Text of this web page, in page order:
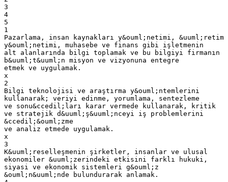
3
4
5
1
Pazarlama, insan kaynakları y&ouml;netimi, &uuml;retim
y&ouml;netimi, muhasebe ve finans gibi işletmenin
alt alanlarında bilgi toplamak ve bu bilgiyi firmanın
b&uuml;t&uuml;n misyon ve vizyonuna entegre
etmek ve uygulamak.
x
2
Bilgi teknolojisi ve araştırma y&ouml;ntemlerini
kullanarak; veriyi edinme, yorumlama, sentezleme
ve sonu&ccedil;ları karar vermede kullanarak, kritik
ve stratejik d&uuml;ş&uuml;nceyi iş problemlerini
&ccedil;&ouml;zme
ve analiz etmede uygulamak.
x
3
K&uuml;reselleşmenin şirketler, insanlar ve ulusal
ekonomiler &uuml;zerindeki etkisini farklı hukuki,
siyasi ve ekonomik sistemleri g&ouml;z
&ouml;n&uuml;nde bulundurarak anlamak.